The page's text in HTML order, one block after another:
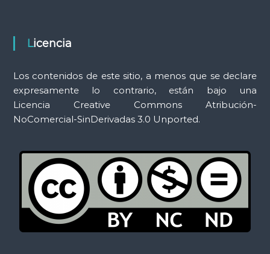
Licencia
Los contenidos de este sitio, a menos que se declare
expresamente lo contrario, están bajo una
Licencia Creative Commons Atribución-
NoComercial-SinDerivadas 3.0 Unported.